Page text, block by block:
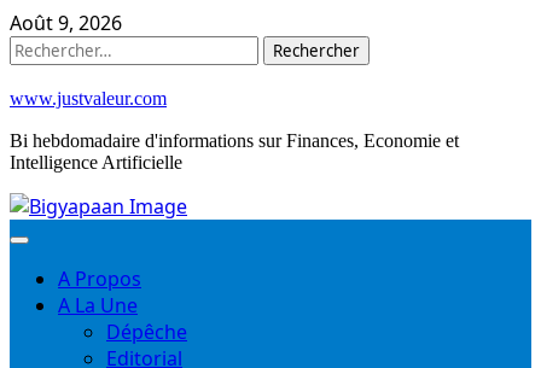
Skip
to
Août 9, 2026
Rechercher :
www.justvaleur.com
Bi hebdomadaire d'informations sur Finances, Economie et
Intelligence Artificielle
A Propos
A La Une
Dépêche
Editorial